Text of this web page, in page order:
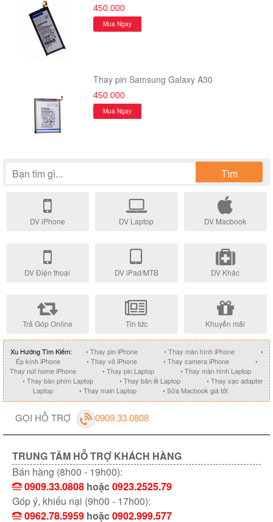
450.000
Mua Ngay
Thay pin Samsung Galaxy A30
450.000
Mua Ngay
Tìm
DV iPhone DV Laptop DV Macbook
DV Điện thoại DV iPad/MTB DV Khác
Trả Góp Online Tin tức Khuyến mãi
Xu Hướng Tìm Kiếm: • Thay pin iPhone • Thay màn hình iPhone
•
Ép kính iPhone
• Thay vỏ iPhone • Thay camera iPhone
•
Thay nút home iPhone
• Thay pin Laptop
• Thay màn hình Laptop
• Thay bàn phím Laptop
• Thay bản lề Laptop
• Thay sạc adapter
Laptop
• Thay main Laptop • Sửa Macbook giá tốt
GỌI HỖ TRỢ 0909.33.0808
TRUNG TÂM HỖ TRỢ KHÁCH HÀNG
Bán hàng (8h00 - 19h00):
0909.33.0808 hoặc0923.2525.79
Góp ý, khiếu nại (9h00 - 17h00):
0962.78.5959 hoặc0902.999.577